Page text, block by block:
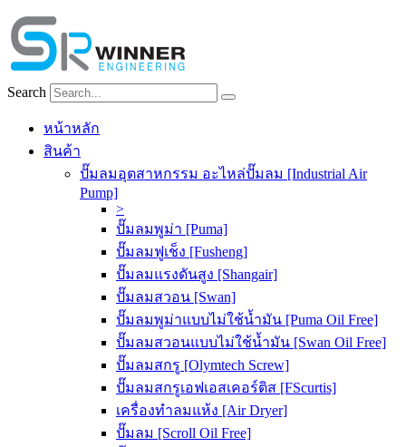
Skip
to
content
Search
หน้าหลัก
สินค้า
ปั๊มลมอุตสาหกรรม อะไหล่ปั๊มลม [Industrial Air
Pump]
>
ปั๊มลมพูม่า [Puma]
ปั๊มลมฟูเช็ง [Fusheng]
ปั๊มลมแรงดันสูง [Shangair]
ปั๊มลมสวอน [Swan]
ปั๊มลมพูม่าแบบไม่ใช้น้ำมัน [Puma Oil Free]
ปั๊มลมสวอนแบบไม่ใช้น้ำมัน [Swan Oil Free]
ปั๊มลมสกรู [Olymtech Screw]
ปั๊มลมสกรูเอฟเอสเคอร์ติส [FScurtis]
เครื่องทำลมแห้ง [Air Dryer]
ปั๊มลม [Scroll Oil Free]